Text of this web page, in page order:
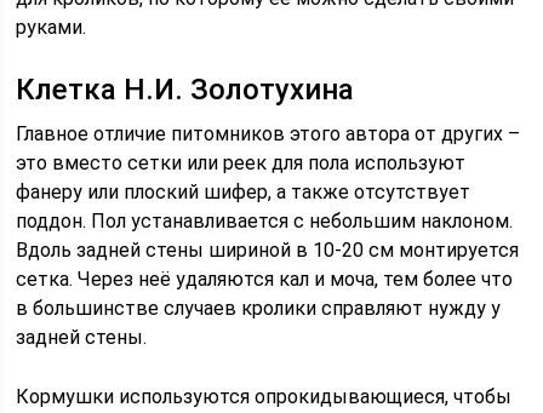
руками.
Клетка Н.И. Золотухина
Главное отличие питомников этого автора от других –
это вместо сетки или реек для пола используют
фанеру или плоский шифер, а также отсутствует
поддон. Пол устанавливается с небольшим наклоном.
Вдоль задней стены шириной в 10-20 см монтируется
сетка. Через неё удаляются кал и моча, тем более что
в большинстве случаев кролики справляют нужду у
задней стены.
Кормушки используются опрокидывающиеся, чтобы